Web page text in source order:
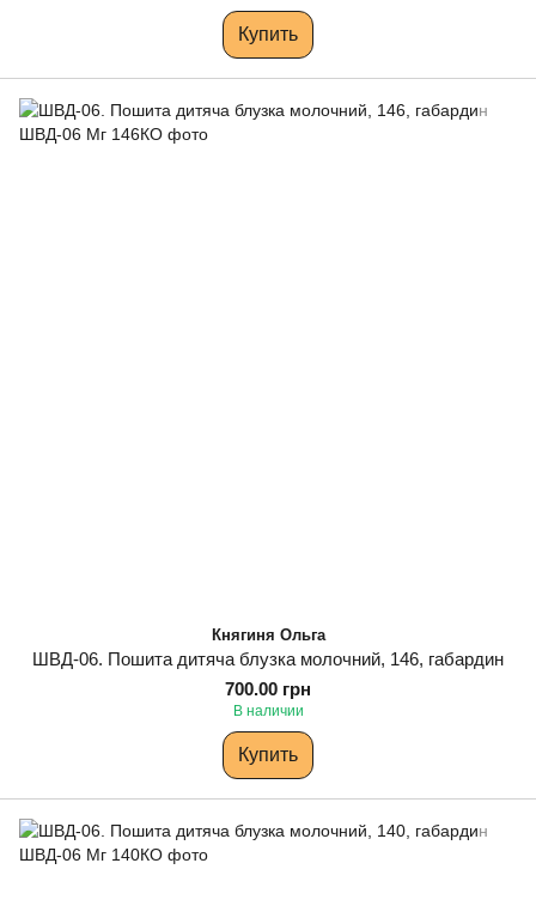
Купить
Княгиня Ольга
ШВД-06. Пошита дитяча блузка молочний, 146, габардин
700.00 грн
В наличии
Купить